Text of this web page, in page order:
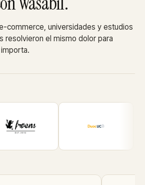
commerce, universidades y estudios
resolvieron el mismo dolor para